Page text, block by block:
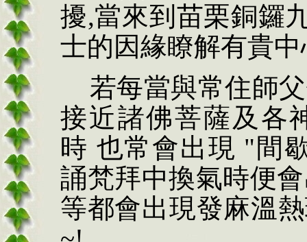
擾,當來到苗栗銅鑼
士的因緣瞭解有貴
若每當與常住師
接近諸佛菩薩及各
時 也常會出現 "間
誦梵拜中換氣時便
等都會出現發麻溫